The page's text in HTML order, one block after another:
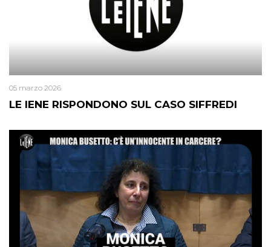
LE IENE RISPONDONO SUL CASO SIFFREDI
05 marzo 2026